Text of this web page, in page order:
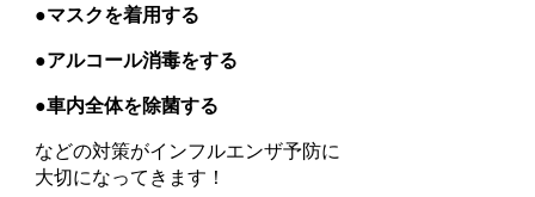
●マスクを着用する
●アルコール消毒をする
●車内全体を除菌する
などの対策がインフルエンザ予防に
大切になってきます！